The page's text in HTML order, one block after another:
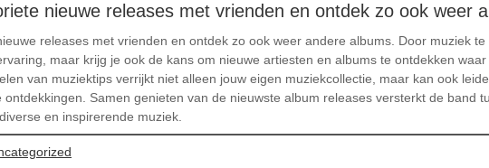
nieuwe releases met vrienden en ontdek zo ook weer
releases met vrienden en ontdek zo ook weer andere albums. Door muziek
maar krijg je ook de kans om nieuwe artiesten en albums te ontdekken
van muziektips verrijkt niet alleen jouw eigen muziekcollectie, maar kan ook
ontdekkingen. Samen genieten van de nieuwste album releases versterkt de band
en inspirerende muziek.